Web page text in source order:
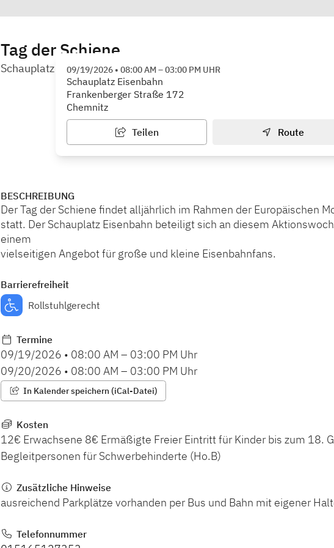
Tag der Schiene
Schauplatz Eisenbahn
09/19/2026 • 08:00 AM–03:00 PM UHR
Schauplatz Eisenbahn
Frankenberger Straße 172
Chemnitz
Teilen Route
BESCHREIBUNG
Der Tag der Schiene findet alljährlich im Rahmen der Europäischen
statt. Der Schauplatz Eisenbahn beteiligt sich an diesem
einem
vielseitigen Angebot für große und kleine Eisenbahnfans.
Barrierefreiheit
Rollstuhlgerecht
Termine
09/19/2026 • 08:00 AM – 03:00 PM Uhr
09/20/2026 • 08:00 AM – 03:00 PM Uhr
In Kalender speichern (iCal-Datei)
Kosten
12€ Erwachsene 8€ Ermäßigte Freier Eintritt für Kinder bis zum 18.
Begleitpersonen für Schwerbehinderte (Ho.B)
Zusätzliche Hinweise
ausreichend Parkplätze vorhanden per Bus und Bahn mit eigener
Telefonnummer